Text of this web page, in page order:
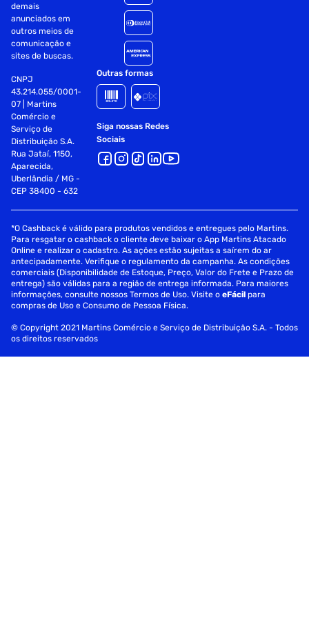
demais
anunciados em
outros meios de
comunicação e
sites de buscas.
CNPJ
43.214.055/0001-
07 | Martins
Comércio e
Serviço de
Distribuição S.A.
Rua Jataí, 1150,
Aparecida,
Uberlândia / MG -
CEP 38400 - 632
Outras formas
Siga nossas Redes
Sociais
*O Cashback é válido para produtos vendidos e entregues pelo Martins.
Para resgatar o cashback o cliente deve baixar o App Martins Atacado
Online e realizar o cadastro. As ações estão sujeitas a saírem do ar
antecipadamente. Verifique o regulamento da campanha. As condições
comerciais (Disponibilidade de Estoque, Preço, Valor do Frete e Prazo de
entrega) são válidas para a região de entrega informada. Para maiores
informações, consulte nossos Termos de Uso. Visite oeFácil para
compras de Uso e Consumo de Pessoa Física.
© Copyright 2021 Martins Comércio e Serviço de Distribuição S.A. - Todos
os direitos reservados